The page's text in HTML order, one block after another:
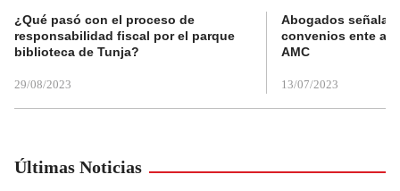
¿Qué pasó con el proceso de
responsabilidad fiscal por el parque
biblioteca de Tunja?
29/08/2023
Abogados
convenios ente
AMC
13/07/2023
Últimas Noticias